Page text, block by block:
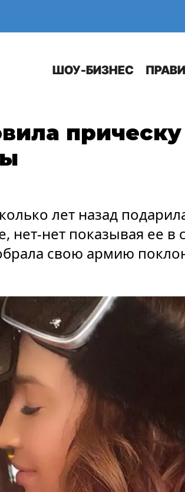
ШОУ-БИЗНЕС
лет назад
нет-нет показывая ее в
свою армию